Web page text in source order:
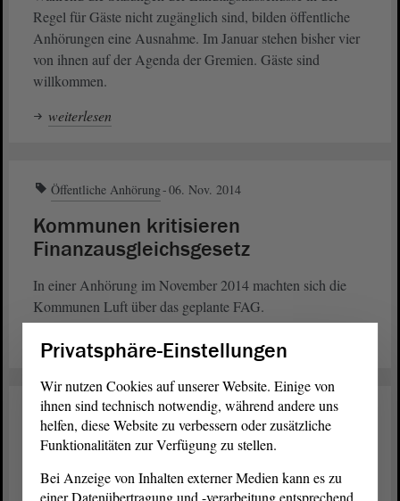
Regel für Gäste nicht zugänglich sind, bilden öffentliche
Anhörungen eine Ausnahme. Im Januar stehen bisher vier
von ihnen auf der Agenda der Gremien. Gäste sind
willkommen.
weiterlesen
Öffentliche Anhörung 06. Nov. 2014
Kommunen kritisieren
Finanzausgleichsgesetz
In einer Anhörung im November 2014 machten sich die
Kommunen Luft über das geplante FAG.
weiterlesen
Öffentliche Anhörung 04. Okt. 2014
Gesetzentwurf mit viel Zündstoff
Kommunalabgaben können die Geldbörse des Bürgers
Privatsphäre-Einstellungen
Wir nutzen Cookies auf unserer Website. Einige von
ihnen sind technisch notwendig, während andere uns
helfen, diese Website zu verbessern oder zusätzliche
Funktionalitäten zur Verfügung zu stellen.
Bei Anzeige von Inhalten externer Medien kann es zu
einer Datenübertragung und -verarbeitung entsprechend